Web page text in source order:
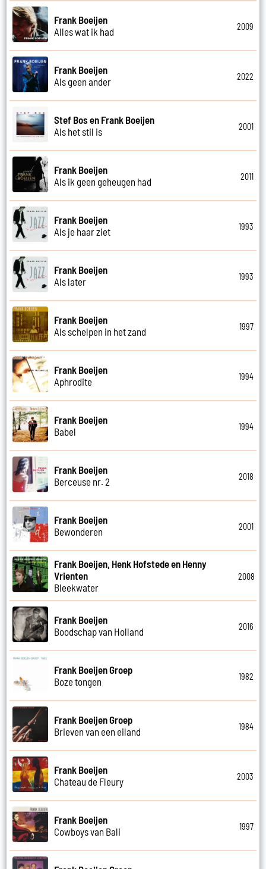
Frank Boeijen
Alles wat ik had
2009
Frank Boeijen
Als geen ander
2022
Stef Bos en Frank Boeijen
Als het stil is
2001
Frank Boeijen
Als ik geen geheugen had
2011
Frank Boeijen
Als je haar ziet
1993
Frank Boeijen
Als later
1993
Frank Boeijen
Als schelpen in het zand
1997
Frank Boeijen
Aphrodite
1994
Frank Boeijen
Babel
1994
Frank Boeijen
Berceuse nr. 2
2018
Frank Boeijen
Bewonderen
2001
Frank Boeijen, Henk Hofstede en Henny
Vrienten
Bleekwater
2008
Frank Boeijen
Boodschap van Holland
2016
Frank Boeijen Groep
Boze tongen
1982
Frank Boeijen Groep
Brieven van een eiland
1984
Frank Boeijen
Chateau de Fleury
2003
Frank Boeijen
Cowboys van Bali
1997